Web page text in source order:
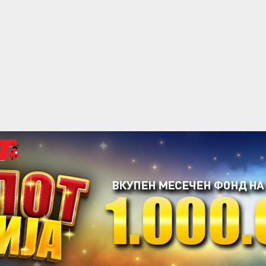
Twitter Instagram Youtube
Импресум Контакт Маркетинг Услови за користење
@2019 - A1on. Сите права задржани.